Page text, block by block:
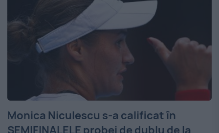
Monica Niculescu s-a calificat în